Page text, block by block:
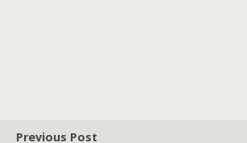
Previous Post